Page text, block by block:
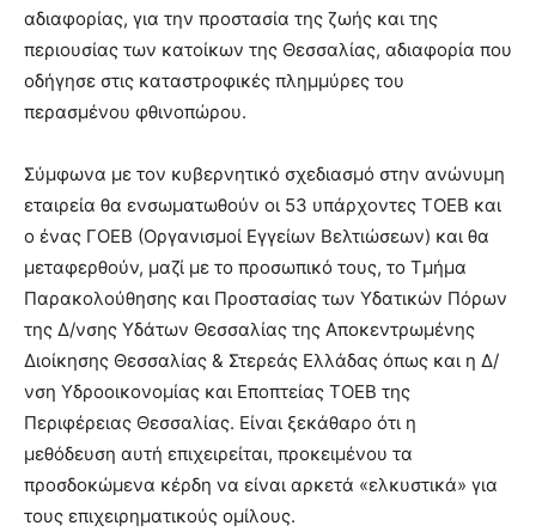
αδιαφορίας, για την προστασία της ζωής και της
περιουσίας των κατοίκων της Θεσσαλίας, αδιαφορία που
οδήγησε στις καταστροφικές πλημμύρες του
περασμένου φθινοπώρου.
Σύμφωνα με τον κυβερνητικό σχεδιασμό στην ανώνυμη
εταιρεία θα ενσωματωθούν οι 53 υπάρχοντες ΤΟΕΒ και
ο ένας ΓΟΕΒ (Οργανισμοί Εγγείων Βελτιώσεων) και θα
μεταφερθούν, μαζί με το προσωπικό τους, το Τμήμα
Παρακολούθησης και Προστασίας των Υδατικών Πόρων
της Δ/νσης Υδάτων Θεσσαλίας της Αποκεντρωμένης
Διοίκησης Θεσσαλίας & Στερεάς Ελλάδας όπως και η Δ/
νση Υδροοικονομίας και Εποπτείας ΤΟΕΒ της
Περιφέρειας Θεσσαλίας. Είναι ξεκάθαρο ότι η
μεθόδευση αυτή επιχειρείται, προκειμένου τα
προσδοκώμενα κέρδη να είναι αρκετά «ελκυστικά» για
τους επιχειρηματικούς ομίλους.